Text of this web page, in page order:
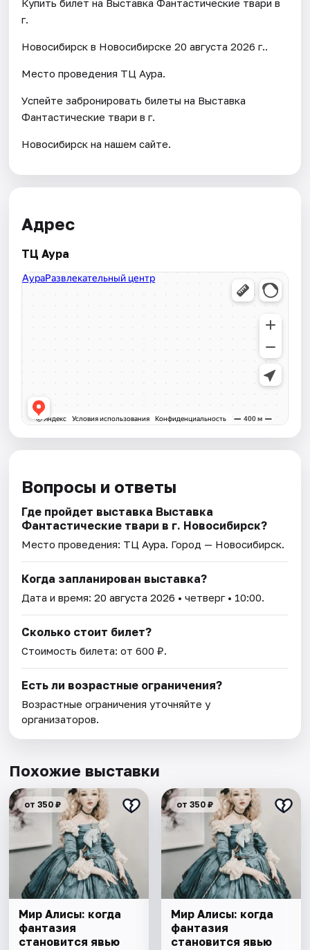
Купить билет на Выставка Фантастические твари в
г.
Новосибирск в Новосибирске 20 августа 2026 г..
Место проведения ТЦ Аура.
Успейте забронировать билеты на Выставка
Фантастические твари в г.
Новосибирск на нашем сайте.
Адрес
ТЦ Аура
Вопросы и ответы
Где пройдет выставка Выставка
Фантастические твари в г. Новосибирск?
Место проведения: ТЦ Аура. Город — Новосибирск.
Когда запланирован выставка?
Дата и время:20 августа 2026 • четверг • 10:00.
Сколько стоит билет?
Стоимость билета: от 600 ₽.
Есть ли возрастные ограничения?
Возрастные ограничения уточняйте у
организаторов.
Похожие выставки
от 350 ₽
Мир Алисы: когда
фантазия
становится явью
от 350 ₽
Мир Алисы: когда
фантазия
становится явью